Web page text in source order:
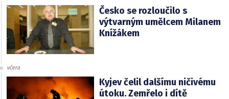
Česko se rozloučilo s
výtvarným umělcem Milanem
Knížákem
včera
Kyjev čelil dalšímu ničivému
útoku. Zemřelo i dítě